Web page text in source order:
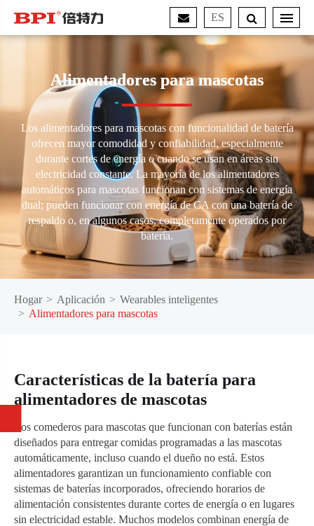
ES
Alimentadores para mascotas
Los alimentadores para mascotas con funcionalidad de batería
ofrecen mayor comodidad y confiabilidad, especialmente
durante cortes de energía o cuando se usan en áreas sin
electricidad constante. La mayoría de los alimentadores
automáticos para mascotas funcionan con sistemas de energía
dual; pueden funcionar con energía de CA con una batería de
respaldo o, en algunos casos, completamente operados por
batería.
Hogar Aplicación
Wearables inteligentes
Alimentadores para mascotas
Características de la batería para
alimentadores de mascotas
Los comederos para mascotas que funcionan con baterías están
diseñados para entregar comidas programadas a las mascotas
automáticamente, incluso cuando el dueño no está. Estos
alimentadores garantizan un funcionamiento confiable con
sistemas de baterías incorporados, ofreciendo horarios de
alimentación consistentes durante cortes de energía o en lugares
sin electricidad estable. Muchos modelos combinan energía de